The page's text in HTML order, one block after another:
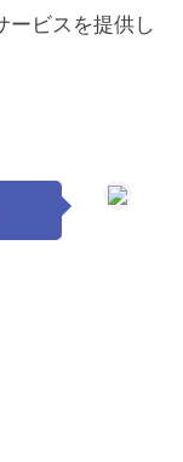
ービスを提供し